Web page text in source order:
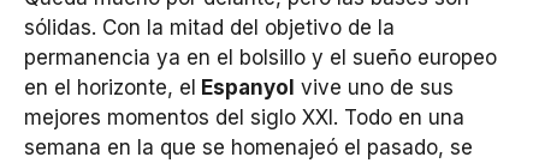
sólidas. Con la mitad del objetivo de la
permanencia ya en el bolsillo y el sueño europeo
en el horizonte, el Espanyol vive uno de sus
mejores momentos del siglo XXI. Todo en una
semana en la que se homenajeó el pasado, se